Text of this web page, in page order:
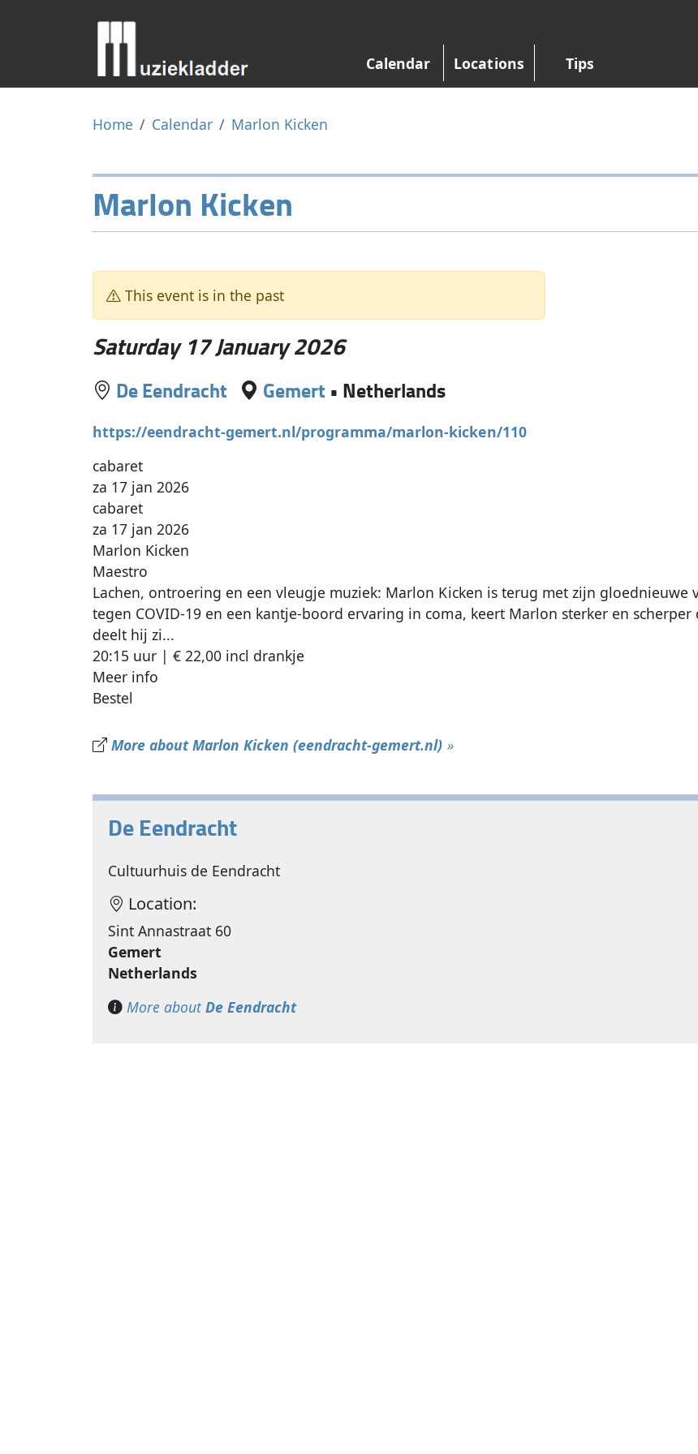
Calendar Locations Tips
Home Calendar Marlon Kicken
Marlon Kicken
This event is in the past
Saturday 17 January 2026
De Eendracht Gemert • Netherlands
https://eendracht-gemert.nl/programma/marlon-kicken/110
cabaret
za 17 jan 2026
cabaret
za 17 jan 2026
Marlon Kicken
Maestro
Lachen, ontroering en een vleugje muziek: Marlon Kicken is terug met zijn gloednieuwe
tegen COVID-19 en een kantje-boord ervaring in coma, keert Marlon sterker en
deelt hij zi...
20:15 uur | € 22,00 incl drankje
Meer info
Bestel
More about Marlon Kicken (eendracht-gemert.nl) »
De Eendracht
Cultuurhuis de Eendracht
Location:
Sint Annastraat 60
Gemert
Netherlands
More aboutDe Eendracht